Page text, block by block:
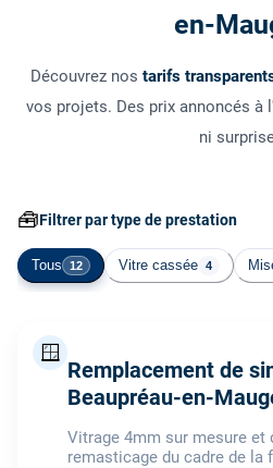
en-
Découvrez nos tarifs
vos projets. Des prix annoncés à
ni
🧰Filtrer par type de prestation
Tous 12 Vitre cassée 4
🪟
Remplacement de
Beaupréau-en-
Vitrage 4mm sur mesure et
remasticage du cadre de la